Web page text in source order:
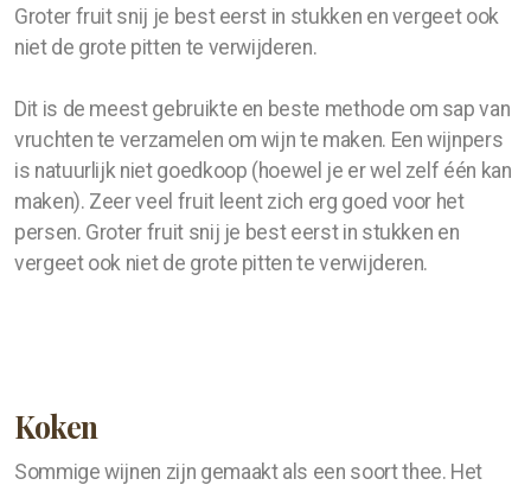
Groter fruit snij je best eerst in stukken en vergeet ook
niet de grote pitten te verwijderen.
Dit is de meest gebruikte en beste methode om sap van
vruchten te verzamelen om wijn te maken. Een wijnpers
is natuurlijk niet goedkoop (hoewel je er wel zelf één kan
maken). Zeer veel fruit leent zich erg goed voor het
persen. Groter fruit snij je best eerst in stukken en
vergeet ook niet de grote pitten te verwijderen.
Koken
Sommige wijnen zijn gemaakt als een soort thee. Het